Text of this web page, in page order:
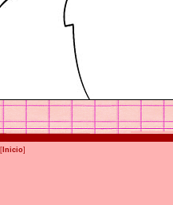
[Inicio]